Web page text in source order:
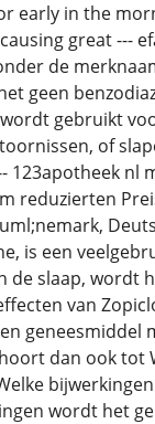
early in the
great ---
de
geen
gebruikt
of
123apotheek nl
reduzierten
is een
de slaap, wordt
van
dan ook tot
wordt het